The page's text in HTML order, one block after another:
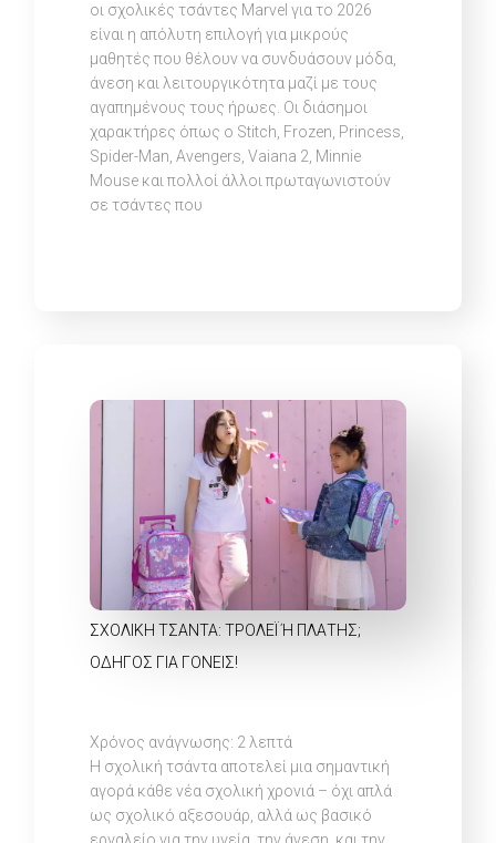
οι σχολικές τσάντες Marvel για το 2026
είναι η απόλυτη επιλογή για μικρούς
μαθητές που θέλουν να συνδυάσουν μόδα,
άνεση και λειτουργικότητα μαζί με τους
αγαπημένους τους ήρωες. Οι διάσημοι
χαρακτήρες όπως ο Stitch, Frozen, Princess,
Spider-Man, Avengers, Vaiana 2, Minnie
Mouse και πολλοί άλλοι πρωταγωνιστούν
σε τσάντες που
ΣΧΟΛΙΚΉ ΤΣΆΝΤΑ: ΤΡΌΛΕΪ Ή ΠΛΆΤΗΣ; Ο
ΔΗΓΌΣ ΓΙΑ ΓΟΝΕΊΣ!
Χρόνος ανάγνωσης: 2 λεπτά
Η σχολική τσάντα αποτελεί μια σημαντική
αγορά κάθε νέα σχολική χρονιά – όχι απλά
ως σχολικό αξεσουάρ, αλλά ως βασικό